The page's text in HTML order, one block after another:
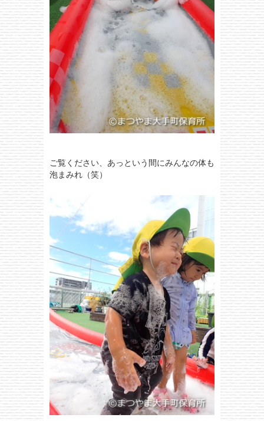
ご覧ください、あっという間にみんなの体も
泡まみれ（笑）